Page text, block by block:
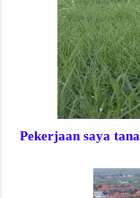
Pekerjaan saya